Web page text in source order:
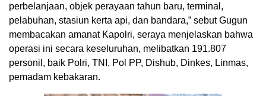
perbelanjaan, objek perayaan tahun baru, terminal,
pelabuhan, stasiun kerta api, dan bandara,” sebut Gugun
membacakan amanat Kapolri, seraya menjelaskan bahwa
operasi ini secara keseluruhan, melibatkan 191.807
personil, baik Polri, TNI, Pol PP, Dishub, Dinkes, Linmas,
pemadam kebakaran.